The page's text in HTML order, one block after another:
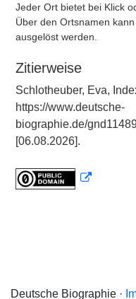
Jeder Ort bietet bei Klick
Über den Ortsnamen
ausgelöst werden.
Zitierweise
Schlotheuber, Eva,
https://www.deutsche-
biographie.de/
[06.08.2026].
Deutsche Biographie ·